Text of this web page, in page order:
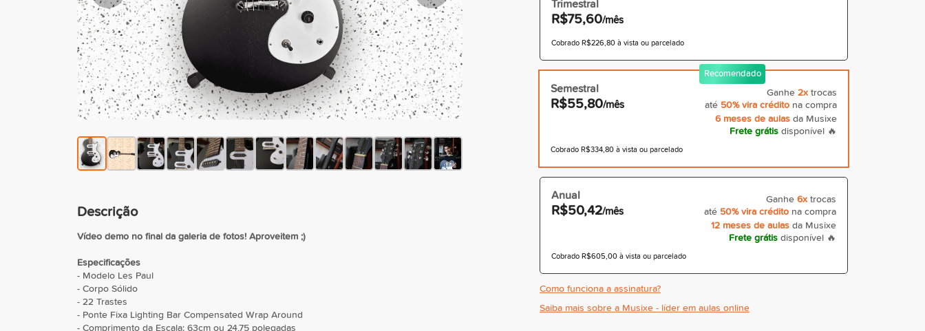
Descrição
Vídeo demo no final da galeria de fotos! Aproveitem ;)
Especificações
- Modelo Les Paul
- Corpo Sólido
- 22 Trastes
- Ponte Fixa Lighting Bar Compensated Wrap Around
- Comprimento da Escala: 63cm ou 24,75 polegadas
Trimestral
R$75,60/mês
Cobrado R$226,80 à vista ou parcelado
Recomendado
Ganhe 2x trocas
até 50% vira crédito na compra
6 meses de aulas da Musixe
Frete grátis disponível 🔥
Semestral
R$55,80/mês
Cobrado R$334,80 à vista ou parcelado
Ganhe 6x trocas
até 50% vira crédito na compra
12 meses de aulas da Musixe
Frete grátis disponível 🔥
Anual
R$50,42/mês
Cobrado R$605,00 à vista ou parcelado
Como funciona a assinatura?
Saiba mais sobre a Musixe - líder em aulas online